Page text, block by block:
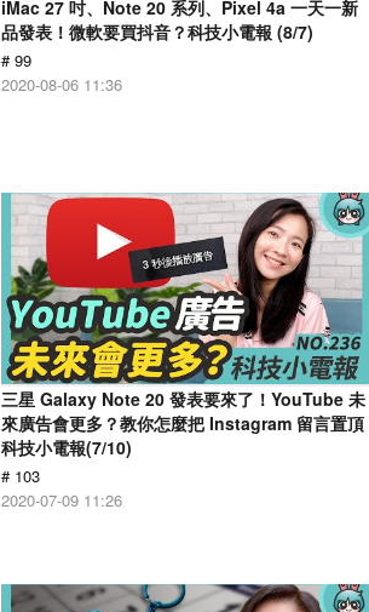
iMac 27 吋、Note 20 系列、Pixel 4a 一天一新
品發表！微軟要買抖音？科技小電報 (8/7)
# 99
2020-08-06 11:36
三星 Galaxy Note 20 發表要來了！YouTube 未
來廣告會更多？教你怎麼把 Instagram 留言置頂
科技小電報(7/10)
# 103
2020-07-09 11:26